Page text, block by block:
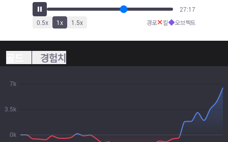
28:29
0.5x 1x 1.5x 경로✕킬◆오브젝트
경험치
0k
3.5k
7k